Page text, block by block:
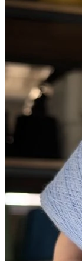
В наличии 735 гр
Показать еще
© 2026
Мы в соцсетях
Мы
чтобы улучшить
больше
веб аналитики
Продолжая
условиями